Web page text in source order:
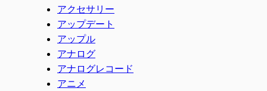
アクセサリー
アップデート
アップル
アナログ
アナログレコード
アニメ